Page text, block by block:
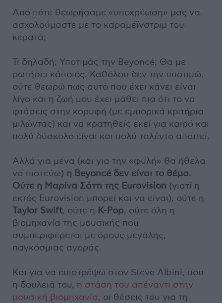
Από πότε θεωρήσαμε «υποχρέωση» μας να
ασχολούμαστε με το καραμέϊνστριμ του
κερατά;
Τι δηλαδή; Υποτιμάς την Beyoncé; Θα με
ρωτήσει κάποιος. Καθόλου δεν την υποτιμώ,
ούτε θεωρώ πως αυτό που έχει κάνει είναι
λίγο και η ζωή μου έχει μάθει πια ότι το να
φτάσεις στην κορυφή (με εμπορικά κριτήρια
μιλώντας) και να κρατηθείς εκεί για καιρό και
πολύ δύσκολο είναι και πολύ ταλέντο απαιτεί.
Αλλά για μένα (και για την «φυλή» θα ήθελα
να πιστεύω) η Beyoncé δεν είναι το θέμα.
Ούτε η Μαρίνα Σάττι της Eurovision (γιατί η
εκτός Eurovision μπορεί και να είναι), ούτε η
Taylor Swift, ούτε η K-Pop, ούτε όλη η
βιομηχανία της μουσικής που
συμπεριφέρεται με όρους μεγάλης,
παγκόσμιας αγοράς.
Και για να επιστρέψω στον Steve Albini, που
η δουλειά του, η στάση του απέναντι στην
μουσική βιομηχανία, οι θέσεις του για τη